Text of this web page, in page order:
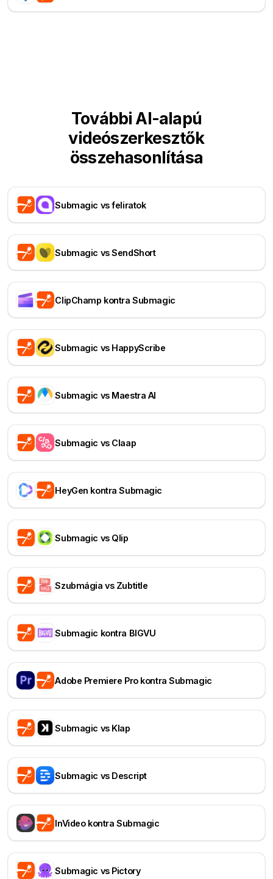
További AI-alapú
videószerkesztők
összehasonlítása
Submagic vs feliratok
Submagic vs SendShort
ClipChamp kontra Submagic
Submagic vs HappyScribe
Submagic vs Maestra AI
Submagic vs Claap
HeyGen kontra Submagic
Submagic vs Qlip
Szubmágia vs Zubtitle
Submagic kontra BIGVU
Adobe Premiere Pro kontra Submagic
Submagic vs Klap
Submagic vs Descript
InVideo kontra Submagic
Submagic vs Pictory